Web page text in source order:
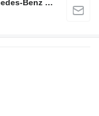
Stefan Ebert GmbH - Autorisierter Mercedes-Benz Servicepartner